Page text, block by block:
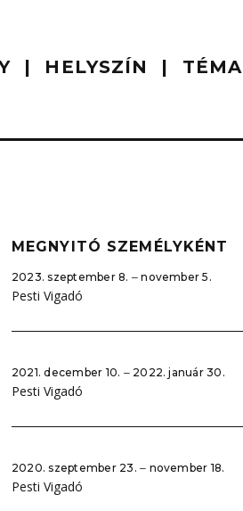
HELYSZÍN TÉMA
MEGNYITÓ SZEMÉLYKÉNT
2023. szeptember 8. ‒ november 5.
Pesti Vigadó
2021. december 10. ‒ 2022. január 30.
Pesti Vigadó
2020. szeptember 23. ‒ november 18.
Pesti Vigadó